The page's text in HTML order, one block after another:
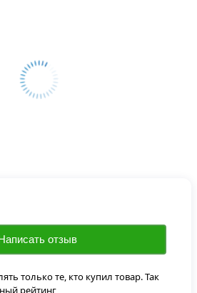
отзыв
только те, кто купил товар. Так
рейтинг